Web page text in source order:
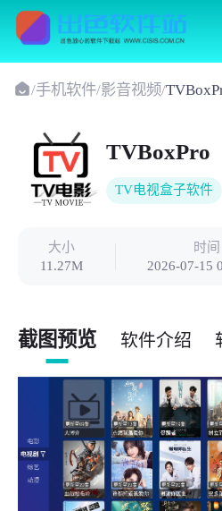
/手机软件/影音视频/
TVBoxPro
TV电视盒子软件
大小
11.27M
时间
2026-07-15
截图预览 软件介绍